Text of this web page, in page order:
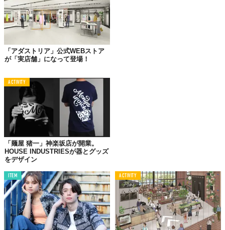
「アダストリア」公式WEBストア
が「実店舗」になって登場！
ACTIVITY
「麺屋 猪一」神楽坂店が開業。
HOUSE INDUSTRIESが器とグッズ
をデザイン
ITEM ACTIVITY